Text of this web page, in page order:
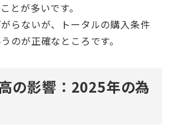
とが多いです。
らないが、トータルの購入条件
のが正確なところです。
の影響：2025年の為